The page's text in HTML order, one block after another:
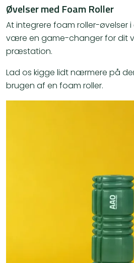
Øvelser med Foam Roller
At integrere foam roller-øvelser
være en game-changer for dit
præstation.
Lad os kigge lidt nærmere på
brugen af en foam roller.